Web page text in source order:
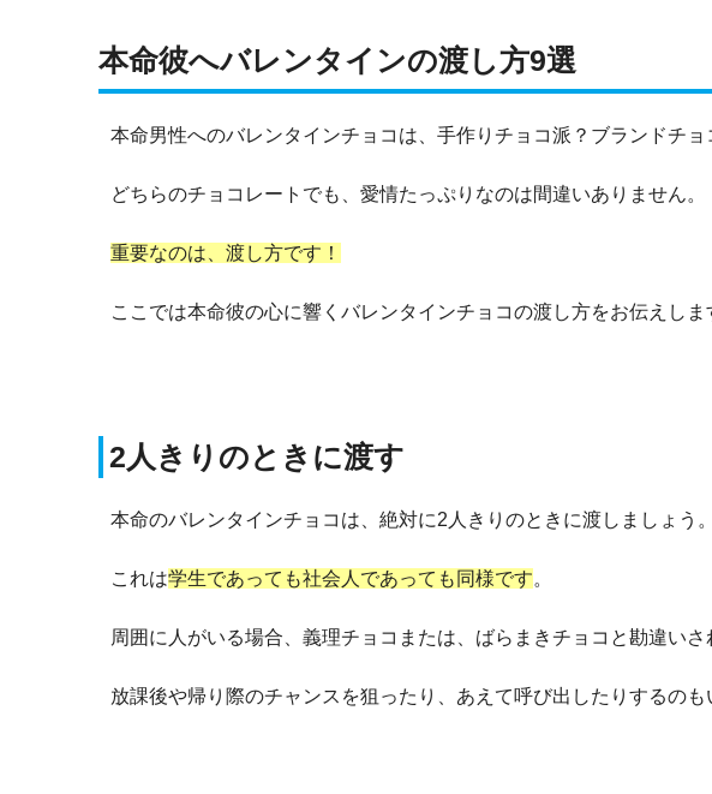
本命彼へバレンタインの渡し方9選
本命男性へのバレンタインチョコは、手作りチョコ派？ブランドチョ
どちらのチョコレートでも、愛情たっぷりなのは間違いありません。
重要なのは、渡し方です！
ここでは本命彼の心に響くバレンタインチョコの渡し方をお伝えしま
2人きりのときに渡す
本命のバレンタインチョコは、絶対に2人きりのときに渡しましょう。
これは学生であっても社会人であっても同様です。
周囲に人がいる場合、義理チョコまたは、ばらまきチョコと勘違いさ
放課後や帰り際のチャンスを狙ったり、あえて呼び出したりするのも